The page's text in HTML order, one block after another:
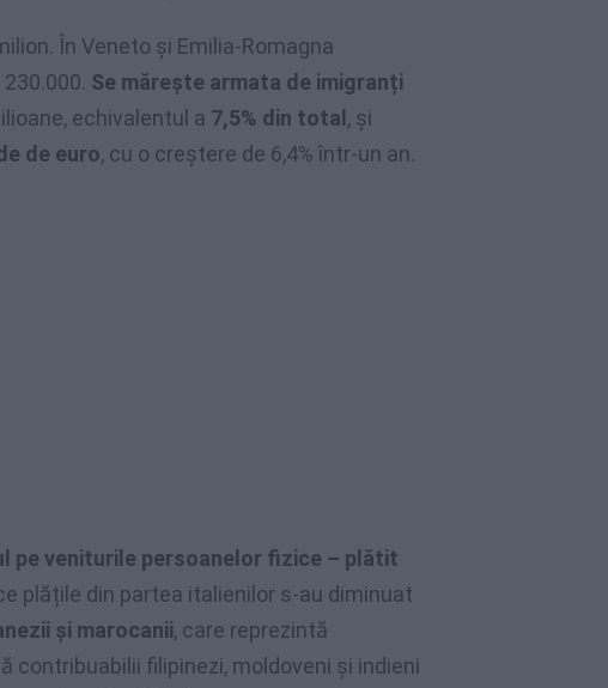
În Veneto și Emilia-Romagna
Se mărește armata de imigranți
echivalentul a 7,5% din total , și
de euro, cu o creștere de 6,4% într-un an.
pe veniturile persoanelor fizice – plătit
plățile din partea italienilor s-au diminuat
și marocanii, care reprezintă
contribuabilii filipinezi, moldoveni și indieni